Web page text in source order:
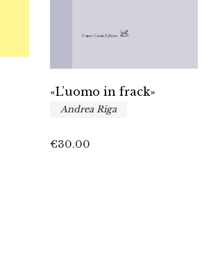
«L’uomo in frack»
Andrea Riga
€30.00